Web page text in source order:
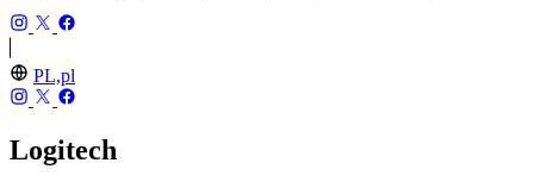
PL,pl
Logitech